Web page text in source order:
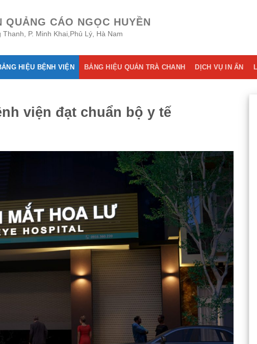
QUẢNG CÁO NGỌC HUYỀN
P. Minh Khai,Phủ Lý, Hà Nam
HIỆU BỆNH VIỆN BẢNG HIỆU QUÁN TRÀ CHANH DỊCH VỤ IN ẤN
viện đạt chuẩn bộ y tế